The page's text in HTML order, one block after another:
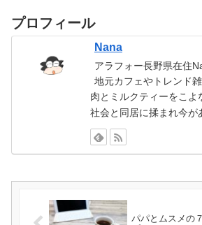
プロフィール
Nana
アラフォー長野県在住
地元カフェやトレンド
肉とミルクティーをこよ
社会と同居に揉まれ今が
パパとムスメの